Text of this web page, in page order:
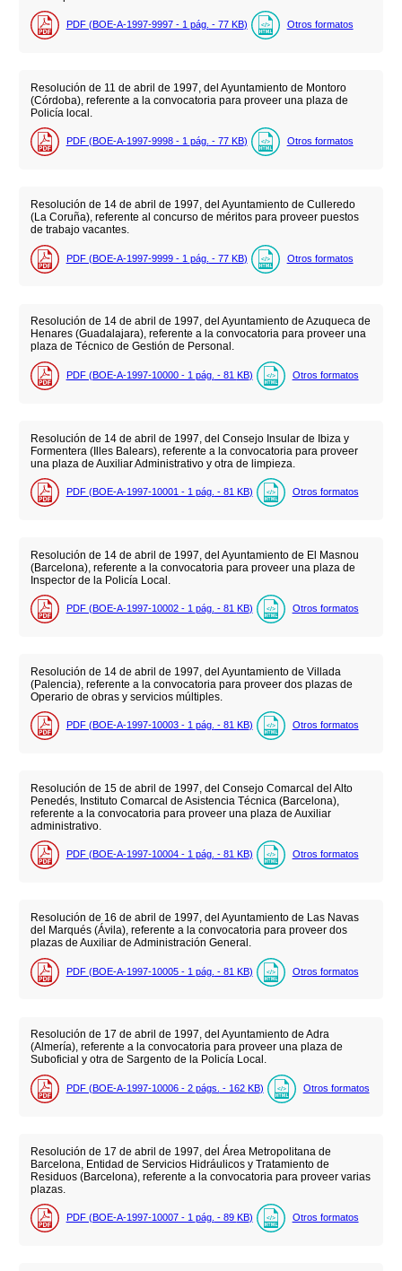
PDF (BOE-A-1997-9997 - 1 pág. - 77 KB) Otros formatos
Resolución de 11 de abril de 1997, del Ayuntamiento de Montoro
(Córdoba), referente a la convocatoria para proveer una plaza de
Policía local.
PDF (BOE-A-1997-9998 - 1 pág. - 77 KB) Otros formatos
Resolución de 14 de abril de 1997, del Ayuntamiento de Culleredo
(La Coruña), referente al concurso de méritos para proveer puestos
de trabajo vacantes.
PDF (BOE-A-1997-9999 - 1 pág. - 77 KB) Otros formatos
Resolución de 14 de abril de 1997, del Ayuntamiento de Azuqueca de
Henares (Guadalajara), referente a la convocatoria para proveer una
plaza de Técnico de Gestión de Personal.
PDF (BOE-A-1997-10000 - 1 pág. - 81 KB) Otros formatos
Resolución de 14 de abril de 1997, del Consejo Insular de Ibiza y
Formentera (Illes Balears), referente a la convocatoria para proveer
una plaza de Auxiliar Administrativo y otra de limpieza.
PDF (BOE-A-1997-10001 - 1 pág. - 81 KB) Otros formatos
Resolución de 14 de abril de 1997, del Ayuntamiento de El Masnou
(Barcelona), referente a la convocatoria para proveer una plaza de
Inspector de la Policía Local.
PDF (BOE-A-1997-10002 - 1 pág. - 81 KB) Otros formatos
Resolución de 14 de abril de 1997, del Ayuntamiento de Villada
(Palencia), referente a la convocatoria para proveer dos plazas de
Operario de obras y servicios múltiples.
PDF (BOE-A-1997-10003 - 1 pág. - 81 KB) Otros formatos
Resolución de 15 de abril de 1997, del Consejo Comarcal del Alto
Penedés, Instituto Comarcal de Asistencia Técnica (Barcelona),
referente a la convocatoria para proveer una plaza de Auxiliar
administrativo.
PDF (BOE-A-1997-10004 - 1 pág. - 81 KB) Otros formatos
Resolución de 16 de abril de 1997, del Ayuntamiento de Las Navas
del Marqués (Ávila), referente a la convocatoria para proveer dos
plazas de Auxiliar de Administración General.
PDF (BOE-A-1997-10005 - 1 pág. - 81 KB) Otros formatos
Resolución de 17 de abril de 1997, del Ayuntamiento de Adra
(Almería), referente a la convocatoria para proveer una plaza de
Suboficial y otra de Sargento de la Policía Local.
PDF (BOE-A-1997-10006 - 2 págs. - 162 KB) Otros formatos
Resolución de 17 de abril de 1997, del Área Metropolitana de
Barcelona, Entidad de Servicios Hidráulicos y Tratamiento de
Residuos (Barcelona), referente a la convocatoria para proveer varias
plazas.
PDF (BOE-A-1997-10007 - 1 pág. - 89 KB) Otros formatos